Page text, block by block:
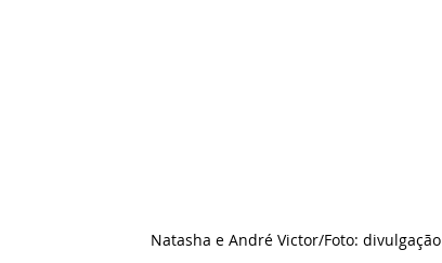
Natasha e André Victor/Foto: divulgação